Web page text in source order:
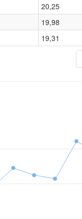
20,25
19,98
19,31